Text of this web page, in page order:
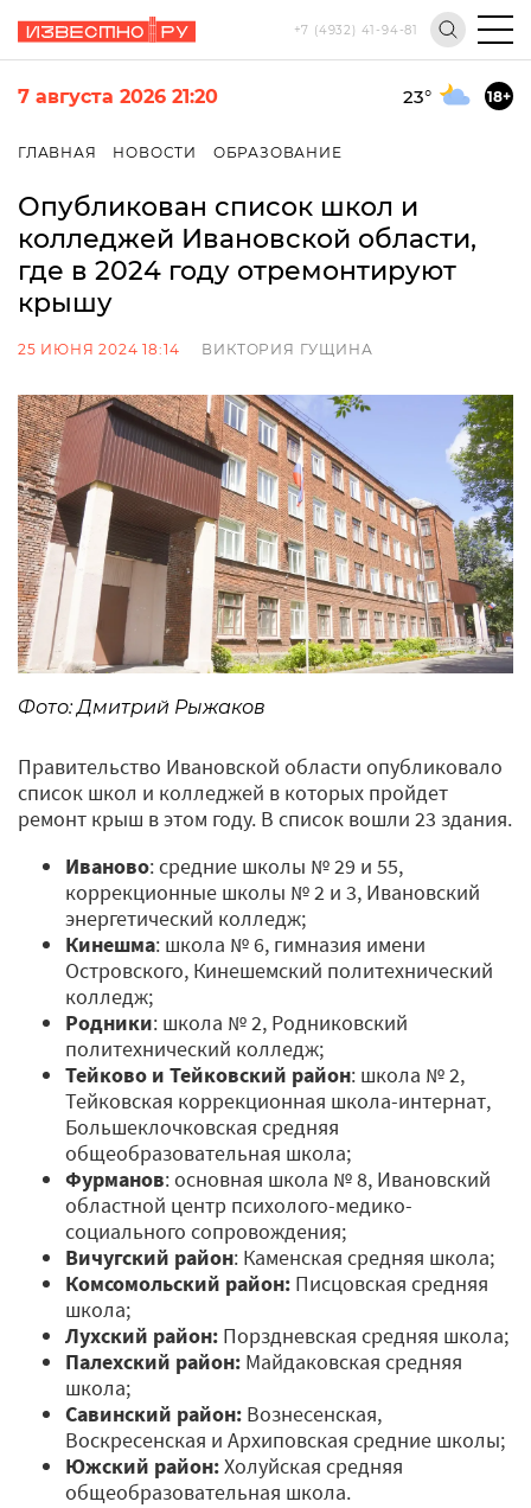
+7 (4932) 41-94-81
7 августа 2026 21:20 23° 18+
ГЛАВНАЯ НОВОСТИ ОБРАЗОВАНИЕ
Опубликован список школ и
колледжей Ивановской области,
где в 2024 году отремонтируют
крышу
25 ИЮНЯ 2024 18:14 ВИКТОРИЯ ГУЩИНА
Фото: Дмитрий Рыжаков
Правительство Ивановской области опубликовало
список школ и колледжей в которых пройдет
ремонт крыш в этом году. В список вошли 23 здания.
Иваново: средние школы № 29 и 55,
коррекционные школы № 2 и 3, Ивановский
энергетический колледж;
Кинешма: школа № 6, гимназия имени
Островского, Кинешемский политехнический
колледж;
Родники: школа № 2, Родниковский
политехнический колледж;
Тейково и Тейковский район: школа № 2,
Тейковская коррекционная школа-интернат,
Большеклочковская средняя
общеобразовательная школа;
Фурманов: основная школа № 8, Ивановский
областной центр психолого-медико-
социального сопровождения;
Вичугский район: Каменская средняя школа;
Комсомольский район: Писцовская средняя
школа;
Лухский район: Порздневская средняя школа;
Палехский район: Майдаковская средняя
школа;
Савинский район: Вознесенская,
Воскресенская и Архиповская средние школы;
Южский район:Холуйская средняя
общеобразовательная школа.